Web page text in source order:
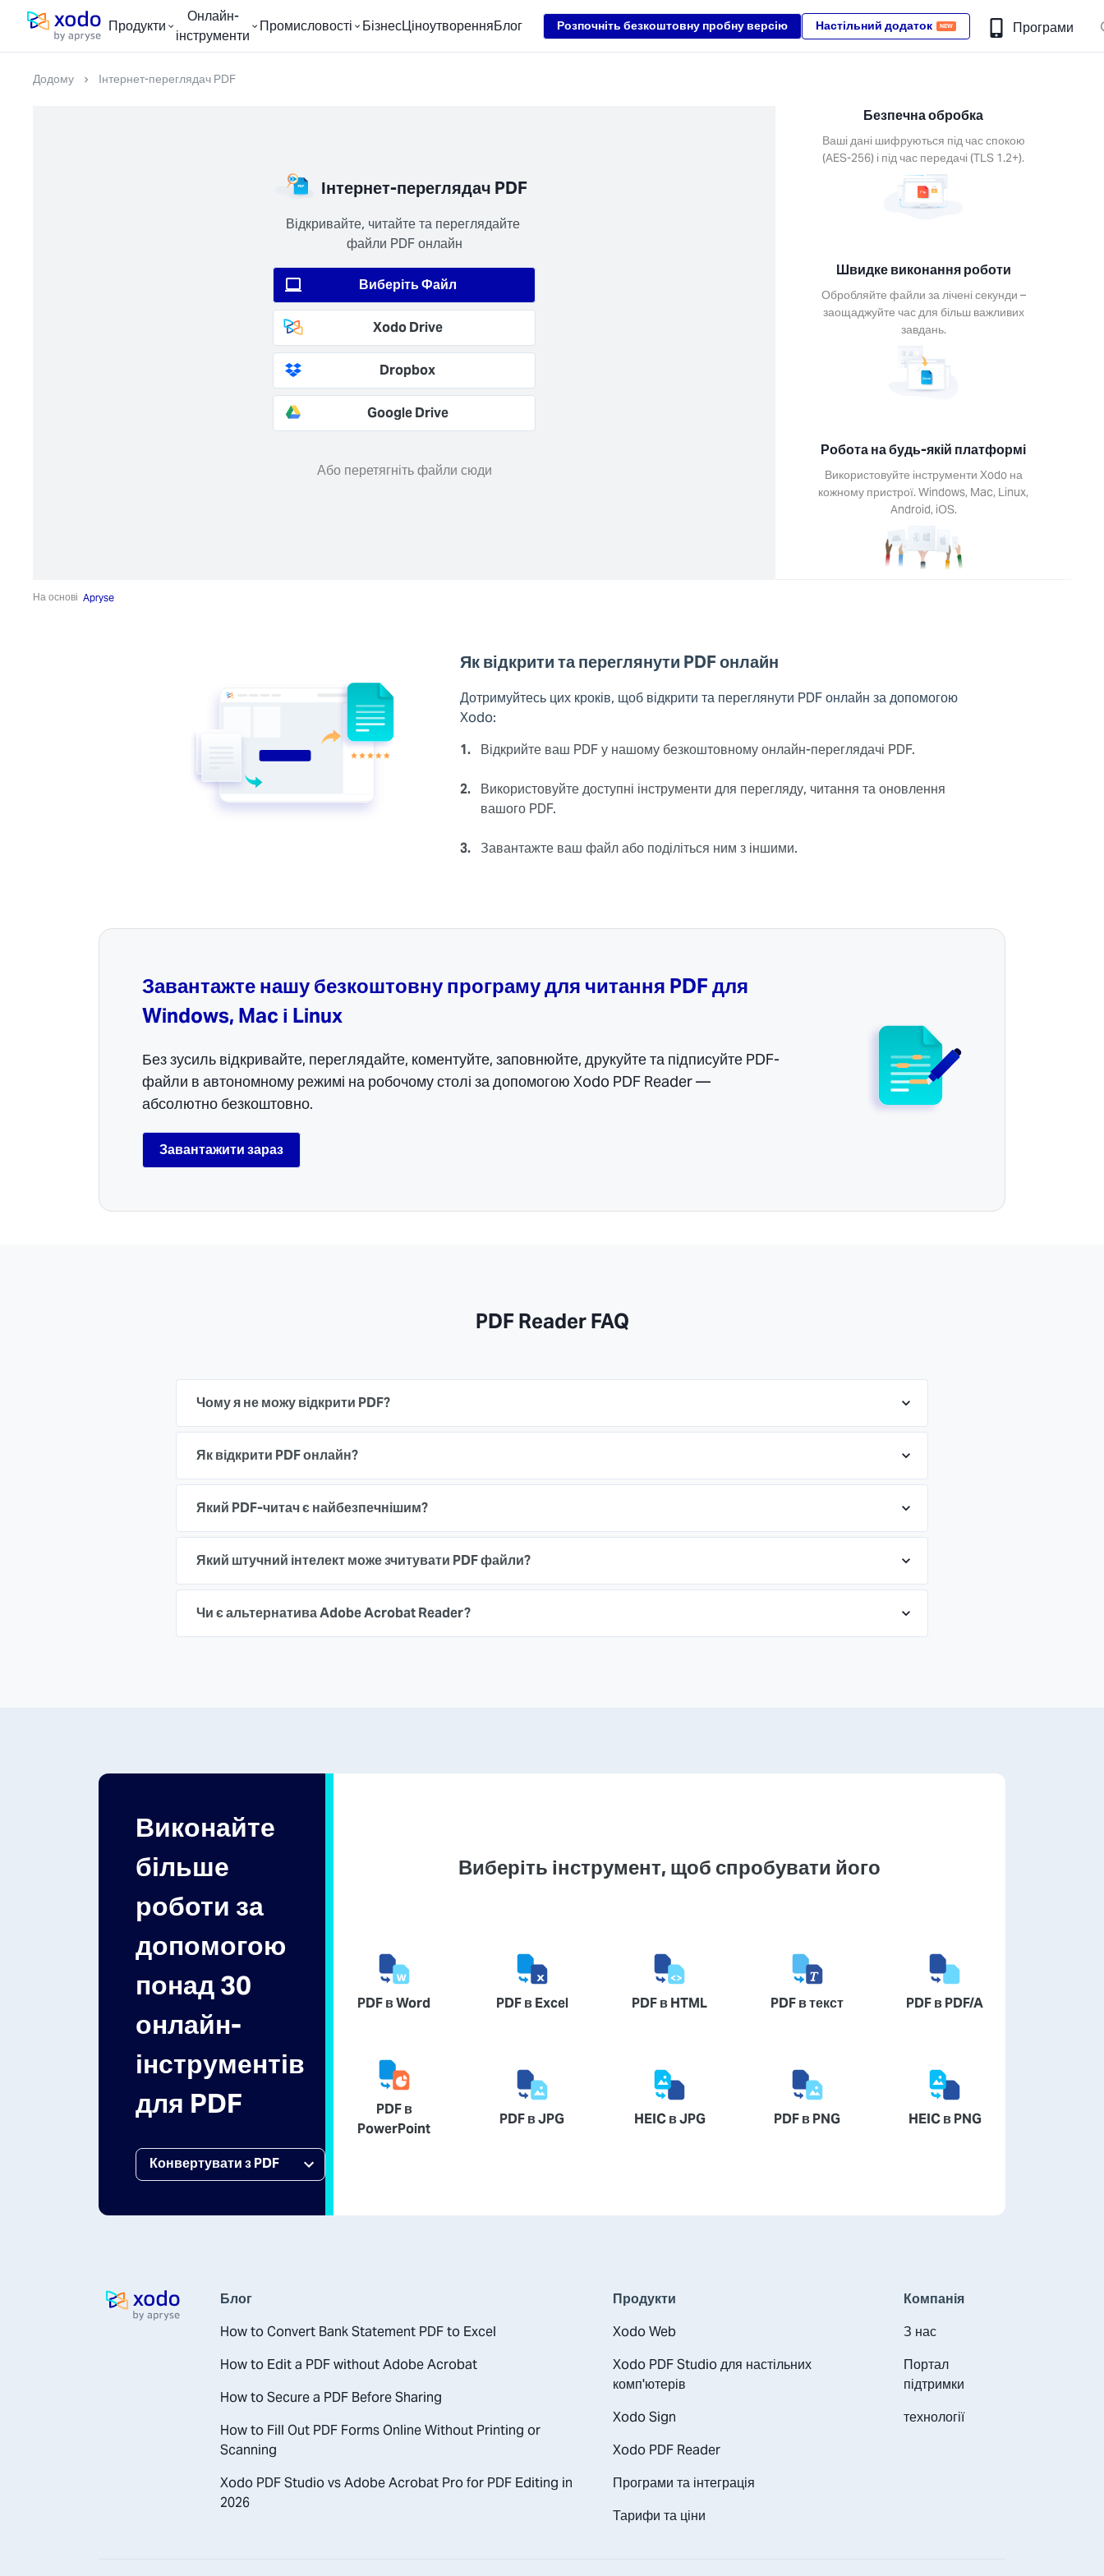
Loading...
Домашня сторінкаПродукти
Онлайн-
інструменти
Промисловості БізнесЦіноутворенняБлог Розпочніть безкоштовну пробну версію Настільний додаток NEW Програми
Додому Інтернет-переглядач PDF
Інтернет-переглядач PDF
Відкривайте, читайте та переглядайте
файли PDF онлайн
Виберіть Файл
Xodo Drive
Dropbox
Google Drive
Або перетягніть файли сюди
Безпечна обробка
Ваші дані шифруються під час спокою
(AES-256) і під час передачі (TLS 1.2+).
Швидке виконання роботи
Обробляйте файли за лічені секунди –
заощаджуйте час для більш важливих
завдань.
Робота на будь-якій платформі
Використовуйте інструменти Xodo на
кожному пристрої. Windows, Mac, Linux,
Android, iOS.
На основі Apryse
Як відкрити та переглянути PDF онлайн
Дотримуйтесь цих кроків, щоб відкрити та переглянути PDF онлайн за допомогою
Xodo:
1.
Відкрийте ваш PDF у нашому безкоштовному онлайн-переглядачі PDF.
2.
Використовуйте доступні інструменти для перегляду, читання та оновлення
вашого PDF.
3. Завантажте ваш файл або поділіться ним з іншими.
Завантажте нашу безкоштовну програму для читання PDF для
Windows, Mac і Linux
Без зусиль відкривайте, переглядайте, коментуйте, заповнюйте, друкуйте та підписуйте PDF-
файли в автономному режимі на робочому столі за допомогою Xodo PDF Reader —
абсолютно безкоштовно.
Завантажити зараз
PDF Reader FAQ
Чому я не можу відкрити PDF?
Як відкрити PDF онлайн?
Який PDF-читач є найбезпечнішим?
Який штучний інтелект може зчитувати PDF файли?
Чи є альтернатива Adobe Acrobat Reader?
Виконайте
більше
роботи за
допомогою
понад 30
онлайн-
інструментів
для PDF
Виберіть інструмент, щоб спробувати його
PDF в Word PDF в Excel PDF в HTML PDF в текст PDF в PDF/A
PDF в
PowerPoint
PDF в JPG HEIC в JPG PDF в PNG HEIC в PNG
Домашня сторінка
Блог
How to Convert Bank Statement PDF to Excel
How to Edit a PDF without Adobe Acrobat
How to Secure a PDF Before Sharing
How to Fill Out PDF Forms Online Without Printing or
Scanning
Xodo PDF Studio vs Adobe Acrobat Pro for PDF Editing in
2026
Продукти
Xodo Web
Xodo PDF Studio для настільних
комп'ютерів
Xodo Sign
Xodo PDF Reader
Програми та інтеграція
Тарифи та ціни
Компанія
З нас
Портал
підтримки
технології